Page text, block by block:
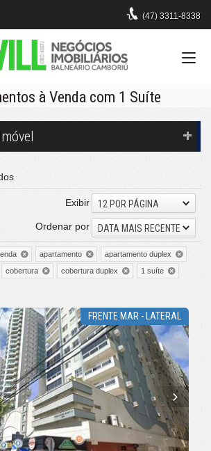
(47) 3311-8338
à Venda com 1 Suíte
Exibir
12 POR PÁGINA
Ordenar por
DATA MAIS RECENTE
apartamento
apartamento duplex
cobertura cobertura duplex
1 suíte
FRENTE MAR - LATERAL